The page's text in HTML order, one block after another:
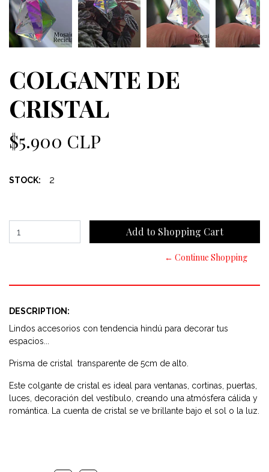
COLGANTE DE
CRISTAL
$5.900 CLP
STOCK: 2
← Continue Shopping
DESCRIPTION:
Lindos accesorios con tendencia hindú para decorar tus
espacios...
Prisma de cristal transparente de 5cm de alto.
Este colgante de cristal es ideal para ventanas, cortinas, puertas,
luces, decoración del vestíbulo, creando una atmósfera cálida y
romántica. La cuenta de cristal se ve brillante bajo el sol o la luz.